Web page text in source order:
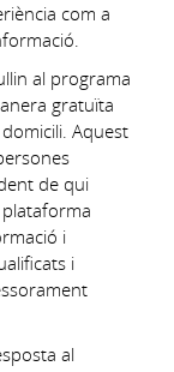
com a
al programa
gratuïta
Aquest
de qui
i
i
al